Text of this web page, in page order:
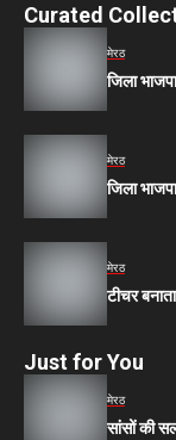
Curated
मेरठ
जिला
मेरठ
जिला
मेरठ
टीचर
Just for You
मेरठ
सांसों की